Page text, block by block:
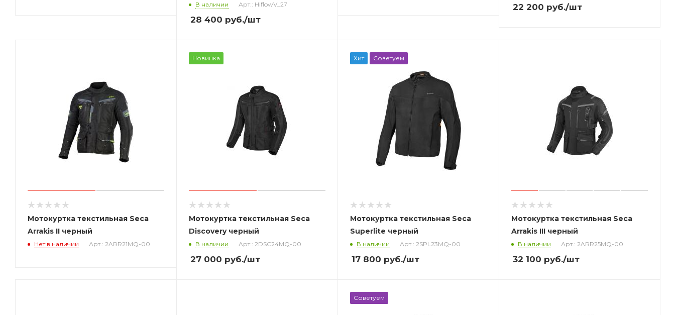
В наличии Арт.: HiflowV_27
28 400 руб./шт
22 200 руб./шт
Мотокуртка текстильная Seca
Arrakis II черный
Нет в наличии Арт.: 2ARR21MQ-00
Новинка
Мотокуртка текстильная Seca
Discovery черный
В наличии Арт.: 2DSC24MQ-00
27 000 руб./шт
Хит Советуем
Мотокуртка текстильная Seca
Superlite черный
В наличии Арт.: 2SPL23MQ-00
17 800 руб./шт
Мотокуртка текстильная Seca
Arrakis III черный
В наличии Арт.: 2ARR25MQ-00
32 100 руб./шт
Советуем